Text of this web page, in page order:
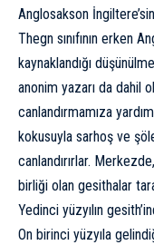
Anglosakson
Thegn sınıfının erken
kaynaklandığı
anonim yazarı da dahil
canlandırmamıza
kokusuyla sarhoş ve
canlandırırlar.
birliği olan gesithalar
Yedinci yüzyılın
On birinci yüzyıla